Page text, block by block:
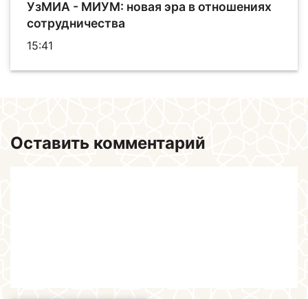
УзMИА - МИУМ: новая эра в отношениях
сотрудничества
15:41
Оставить комментарий